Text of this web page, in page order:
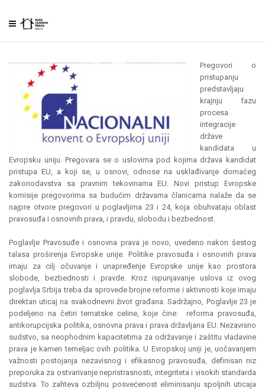
Pregovori o
pristupanju
predstavljaju
krajnju fazu
procesa
integracije
države
kandidata u
Evropsku uniju. Pregovara se o uslovima pod kojima država kandidat
pristupa EU, a koji se, u osnovi, odnose na usklađivanje domaćeg
zakonodavstva sa pravnim tekovinama EU. Novi pristup Evropske
komisije pregovorima sa budućim državama članicama nalaže da se
najpre otvore pregovori u poglavljima 23 i 24, koja obuhvataju oblast
pravosuđa i osnovnih prava, i pravdu, slobodu i bezbednost.
Poglavlje Pravosuđe i osnovna prava je novo, uvedeno nakon šestog
talasa proširenja Evropske unije. Politike pravosuđa i osnovnih prava
imaju za cilj očuvanje i unapređenje Evropske unije kao prostora
slobode, bezbednosti i pravde. Kroz ispunjavanje uslova iz ovog
poglavlja Srbija treba da sprovede brojne reforme i aktivnosti koje imaju
direktan uticaj na svakodnevni život građana. Sadržajno, Poglavlje 23 je
podeljeno na četiri tematske celine, koje čine: reforma pravosuđa,
antikorupcijska politika, osnovna prava i prava državljana EU. Nezavisno
sudstvo, sa neophodnim kapacitetima za održavanje i zaštitu vladavine
prava je kamen temeljac ovih politika. U Evropskoj uniji je, uočavanjem
važnosti postojanja nezavisnog i efikasnog pravosuđa, definisan niz
preporuka za ostvarivanje nepristrasnosti, integriteta i visokih standarda
sudstva. To zahteva ozbiljnu posvećenost eliminisanju spoljnih uticaja